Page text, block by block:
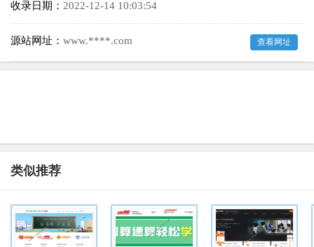
收录日期： 2022-12-14 10:03:54
源站网址： www.****.com 查看网址
类似推荐